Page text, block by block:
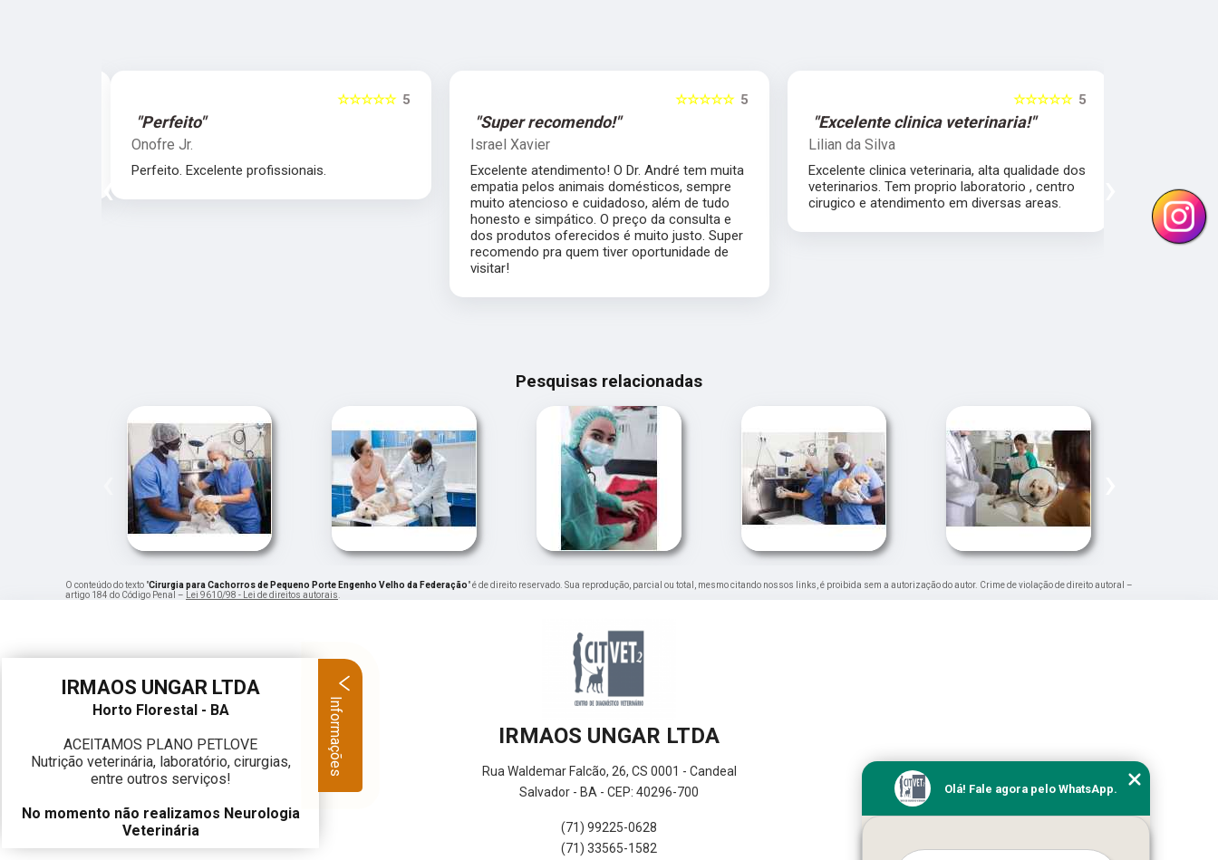
5
☆☆☆☆☆
"Perfeito"
Onofre Jr.
Perfeito. Excelente profissionais.
5
☆☆☆☆☆
"Super recomendo!"
Israel Xavier
Excelente atendimento! O Dr. André tem muita
empatia pelos animais domésticos, sempre
muito atencioso e cuidadoso, além de tudo
honesto e simpático. O preço da consulta e
dos produtos oferecidos é muito justo. Super
recomendo pra quem tiver oportunidade de
visitar!
5
☆☆☆☆☆
"Excelente clinica veterinaria!"
Lilian da Silva
Excelente clinica veterinaria, alta qualidade dos
veterinarios. Tem proprio laboratorio , centro
cirugico e atendimento em diversas areas.
‹
Pesquisas relacionadas
O conteúdo do texto "Cirurgia para Cachorros de Pequeno Porte Engenho Velho da Federação" é de direito reservado. Sua reprodução, parcial ou total, mesmo citando nossos links, é proibida sem a autorização do autor. Crime de violação de direito autoral –
artigo 184 do Código Penal –
Lei 9610/98 - Lei de direitos autorais
IRMAOS UNGAR LTDA
Rua Waldemar Falcão, 26, CS 0001 - Candeal
Salvador - BA - CEP: 40296-700
(71) 99225-0628
(71) 33565-1582
Olá! Fale agora pelo WhatsApp.
IRMAOS UNGAR LTDA
Horto Florestal - BA
ACEITAMOS PLANO PETLOVE
Nutrição veterinária, laboratório, cirurgias,
entre outros serviços!
No momento não realizamos Neurologia
Veterinária
Informações